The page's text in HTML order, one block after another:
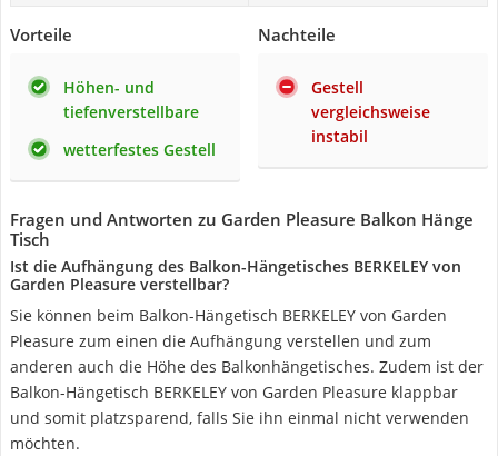
Vorteile
Höhen- und
tiefenverstellbare
wetterfestes Gestell
Nachteile
Gestell
vergleichsweise
instabil
Fragen und Antworten zu Garden Pleasure Balkon Hänge
Tisch
Ist die Aufhängung des Balkon-Hängetisches BERKELEY von
Garden Pleasure verstellbar?
Sie können beim Balkon-Hängetisch BERKELEY von Garden
Pleasure zum einen die Aufhängung verstellen und zum
anderen auch die Höhe des Balkonhängetisches. Zudem ist der
Balkon-Hängetisch BERKELEY von Garden Pleasure klappbar
und somit platzsparend, falls Sie ihn einmal nicht verwenden
möchten.